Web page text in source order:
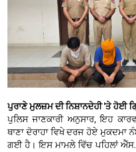
ਪੁਰਾਣੇ ਮੁਲਜ਼ਮ ਦੀ ਨਿਸ਼ਾਨਦੇਹੀ 'ਤੇ ਹੋਈ
ਪੁਲਿਸ ਜਾਣਕਾਰੀ ਅਨੁਸਾਰ, ਇਹ
ਥਾਣਾ ਦੋਰਾਹਾ ਵਿਖੇ ਦਰਜ ਹੋਏ ਮੁਕਦਮਾ
ਗਈ ਹੈ। ਇਸ ਮਾਮਲੇ ਵਿੱਚ ਪਹਿਲਾਂ